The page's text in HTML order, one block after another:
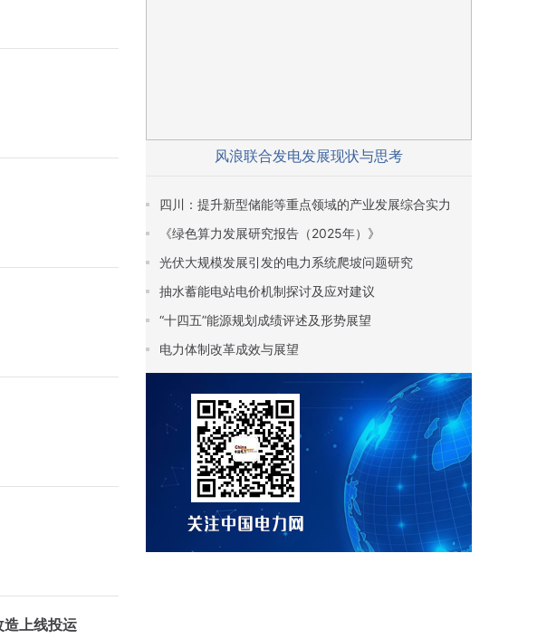
造上线投运
风浪联合发电发展现状与思考
四川：提升新型储能等重点领域的产业发展综合实力
《绿色算力发展研究报告（2025年）》
光伏大规模发展引发的电力系统爬坡问题研究
抽水蓄能电站电价机制探讨及应对建议
“十四五”能源规划成绩评述及形势展望
电力体制改革成效与展望